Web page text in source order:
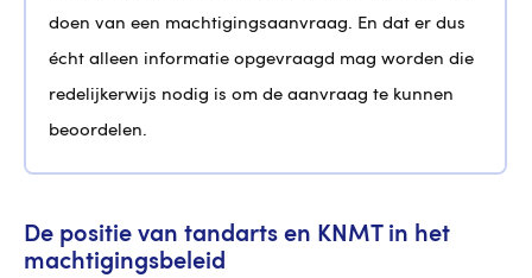
doen van een machtigingsaanvraag. En dat er dus
écht alleen informatie opgevraagd mag worden die
redelijkerwijs nodig is om de aanvraag te kunnen
beoordelen.
De positie van tandarts en KNMT in het
machtigingsbeleid